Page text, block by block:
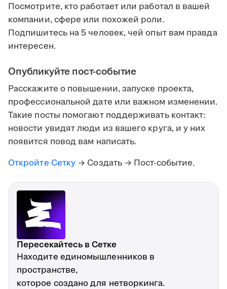
Посмотрите, кто работает или работал в вашей
компании, сфере или похожей роли.
Подпишитесь на 5 человек, чей опыт вам правда
интересен.
Опубликуйте пост-событие
Расскажите о повышении, запуске проекта,
профессиональной дате или важном изменении.
Такие посты помогают поддерживать контакт:
новости увидят люди из вашего круга, и у них
появится повод вам написать.
Откройте Сетку → Создать → Пост-событие.
Пересекайтесь в Сетке
Находите единомышленников в
пространстве,
которое создано для нетворкинга.